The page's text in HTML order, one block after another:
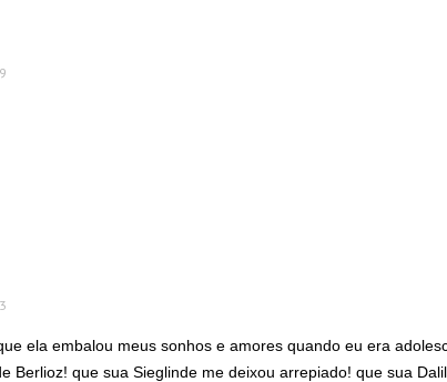
ela embalou meus sonhos e amores quando eu era
Berlioz! que sua Sieglinde me deixou arrepiado! que sua